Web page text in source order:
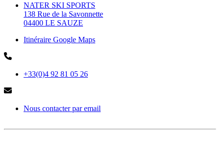
NATER SKI SPORTS
138 Rue de la Savonnette
04400 LE SAUZE
Itinéraire Google Maps
+33(0)4 92 81 05 26
Nous contacter par email